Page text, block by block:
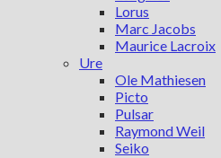
Lorus
Marc Jacobs
Maurice Lacroix
Ure
Ole Mathiesen
Picto
Pulsar
Raymond Weil
Seiko